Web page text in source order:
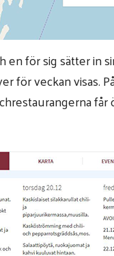
för sig sätter in
för veckan visas.
får